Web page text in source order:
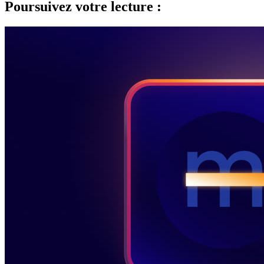
Poursuivez votre lecture :